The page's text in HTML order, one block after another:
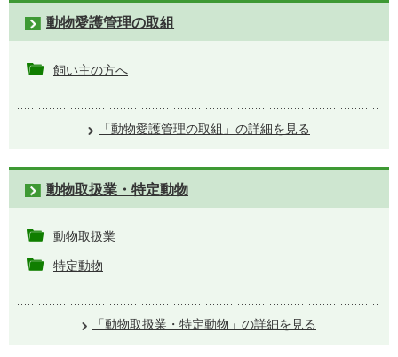
動物愛護管理の取組
飼い主の方へ
「動物愛護管理の取組」の詳細を見る
動物取扱業・特定動物
動物取扱業
特定動物
「動物取扱業・特定動物」の詳細を見る